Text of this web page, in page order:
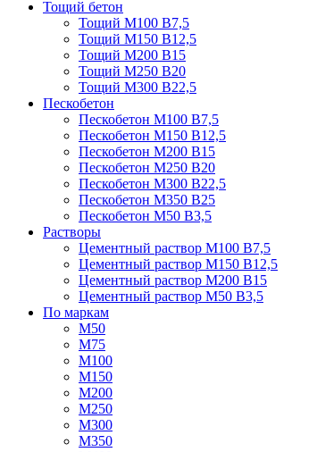
Тощий бетон
Тощий М100 В7,5
Тощий М150 В12,5
Тощий М200 В15
Тощий М250 В20
Тощий М300 В22,5
Пескобетон
Пескобетон М100 В7,5
Пескобетон М150 В12,5
Пескобетон М200 В15
Пескобетон М250 В20
Пескобетон М300 В22,5
Пескобетон М350 В25
Пескобетон М50 В3,5
Растворы
Цементный раствор М100 В7,5
Цементный раствор М150 В12,5
Цементный раствор М200 В15
Цементный раствор М50 В3,5
По маркам
М50
М75
М100
М150
М200
М250
М300
М350